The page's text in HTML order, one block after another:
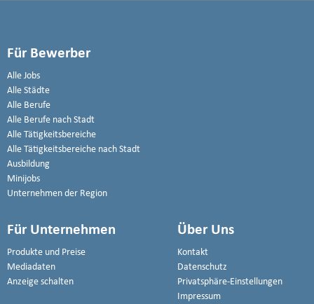
Für Bewerber
Alle Jobs
Alle Städte
Alle Berufe
Alle Berufe nach Stadt
Alle Tätigkeitsbereiche
Alle Tätigkeitsbereiche nach Stadt
Ausbildung
Minijobs
Unternehmen der Region
Für Unternehmen
Produkte und Preise
Mediadaten
Anzeige schalten
Über Uns
Kontakt
Datenschutz
Privatsphäre-Einstellungen
Impressum